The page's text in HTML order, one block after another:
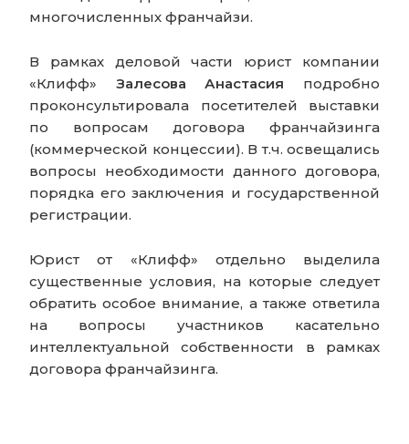
многочисленных франчайзи.
В рамках деловой части юрист компании
«Клифф» Залесова Анастасия подробно
проконсультировала посетителей выставки
по вопросам договора франчайзинга
(коммерческой концессии). В т.ч. освещались
вопросы необходимости данного договора,
порядка его заключения и государственной
регистрации.
Юрист от «Клифф» отдельно выделила
существенные условия, на которые следует
обратить особое внимание, а также ответила
на вопросы участников касательно
интеллектуальной собственности в рамках
договора франчайзинга.